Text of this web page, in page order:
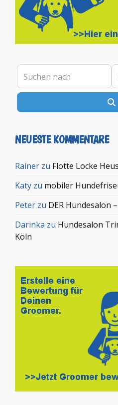
Suchen nach
NEUESTE KOMMENTARE
Rainer zu Flotte Locke
Katy zu mobiler
Peter zu DER Hundesalon
Darinka zu Hundesalon
Köln